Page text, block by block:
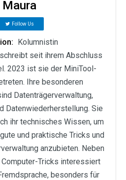
Maura
Follow Us
Kolumnistin
seit ihrem Abschluss
2023 ist sie der MiniTool-
Ihre besonderen
Datenträgerverwaltung,
Datenwiederherstellung. Sie
ihr technisches Wissen, um
und praktische Tricks und
anzubieten. Neben
Tricks interessiert
besonders für